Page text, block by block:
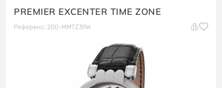
PREMIER EXCENTER TIME ZONE
Референс: 200-MMTZ39W